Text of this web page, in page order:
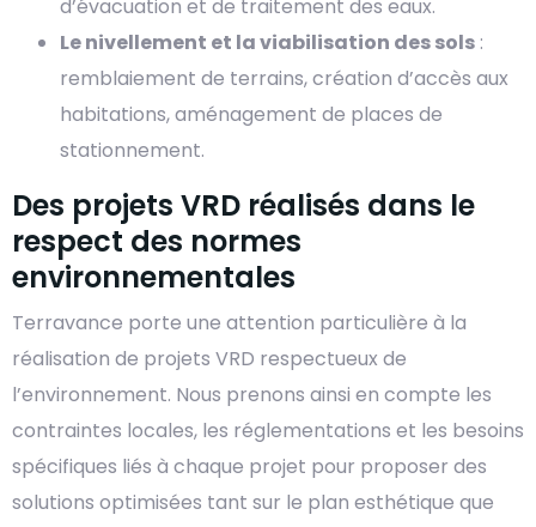
d’évacuation et de traitement des eaux.
Le nivellement et la viabilisation des sols :
remblaiement de terrains, création d’accès aux
habitations, aménagement de places de
stationnement.
Des projets VRD réalisés dans le
respect des normes
environnementales
Terravance porte une attention particulière à la
réalisation de projets VRD respectueux de
l’environnement. Nous prenons ainsi en compte les
contraintes locales, les réglementations et les besoins
spécifiques liés à chaque projet pour proposer des
solutions optimisées tant sur le plan esthétique que